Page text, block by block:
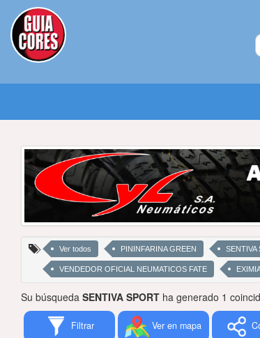
Ver todos PININFARINA GREEN SENTIVA
VENDEDOR OFICIAL NEUMATICOS FATE
Su búsqueda SENTIVA SPORT ha generado 1
Filtrar Ver en mapa